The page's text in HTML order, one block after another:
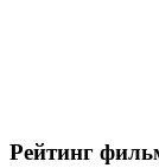
Рейтинг